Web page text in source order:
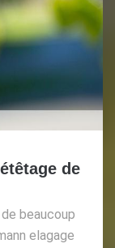
de
beaucoup
elagage